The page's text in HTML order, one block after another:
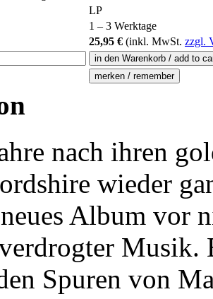
LP
1 – 3 Werktage
25,95 € (inkl. MwSt. zzgl.
nach ihren
wieder
Album vor
Musik.
Spuren von